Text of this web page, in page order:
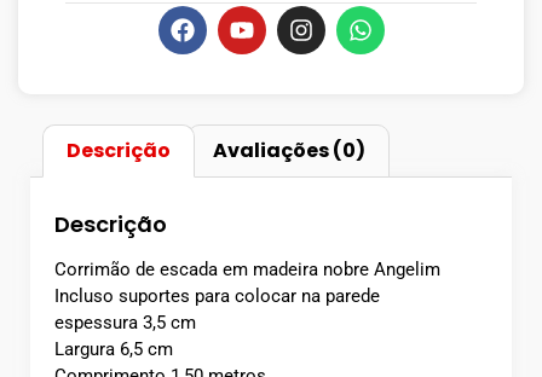
Descrição Avaliações (0)
Descrição
Corrimão de escada em madeira nobre Angelim
Incluso suportes para colocar na parede
espessura 3,5 cm
Largura 6,5 cm